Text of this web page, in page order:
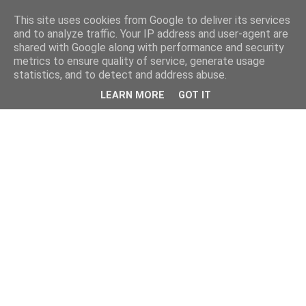
This site uses cookies from Google to deliver its services
and to analyze traffic. Your IP address and user-agent are
shared with Google along with performance and security
metrics to ensure quality of service, generate usage
statistics, and to detect and address abuse.
LEARN MORE GOT IT